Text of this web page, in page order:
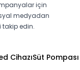
için
medyadan
takip edin.
CihazıSüt